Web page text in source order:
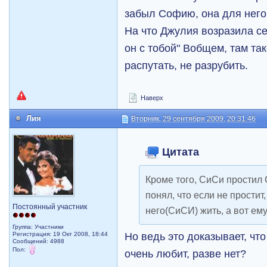
забыл Софию, она для
На что Джулия возразила
он с тобой" Вобщем, там
распутать, не разрубить.
Наверх
Лия Вторник, 29 сентября 2009, 20:31:46
Постоянный участник
Группа: Участники
Регистрация: 19 Окт 2008, 18:44
Сообщений: 4988
Пол:
Цитата
Кроме того, СиСи простил
понял, что если не
него(СиСИ) жить, а вот
Но ведь это доказывает,
очень любит, разве нет?